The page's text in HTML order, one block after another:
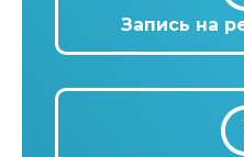
Запись на